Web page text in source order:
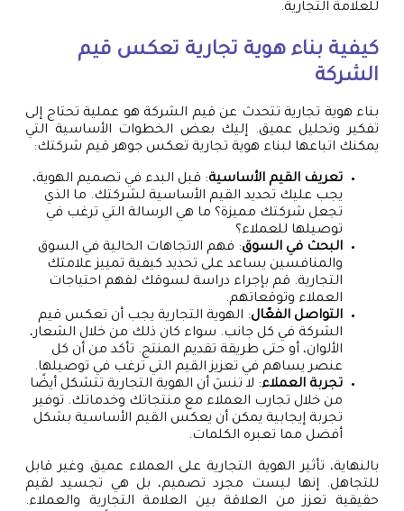
للعلامة التجارية.
كيفية بناء هوية تجارية تعكس قيم
الشركة
بناء هوية تجارية تتحدث عن قيم الشركة هو عملية تحتاج إلى
تفكير وتحليل عميق. إليك بعض الخطوات الأساسية التي
يمكنك اتباعها لبناء هوية تجارية تعكس جوهر قيم شركتك:
تعريف القيم الأساسية: قبل البدء في تصميم الهوية،
يجب عليك تحديد القيم الأساسية لشركتك. ما الذي
تجعل شركتك مميزة؟ ما هي الرسالة التي ترغب في
توصيلها للعملاء؟
البحث في السوق: فهم الاتجاهات الحالية في السوق
والمنافسين يساعد على تحديد كيفية تمييز علامتك
التجارية. قم بإجراء دراسة لسوقك لفهم احتياجات
العملاء وتوقعاتهم.
التواصل الفعّال: الهوية التجارية يجب أن تعكس قيم
الشركة في كل جانب. سواء كان ذلك من خلال الشعار،
الألوان، أو حتى طريقة تقديم المنتج. تأكد من أن كل
عنصر يساهم في تعزيز القيم التي ترغب في توصيلها.
تجربة العملاء: لا تنسَ أن الهوية التجارية تتشكل أيضًا
من خلال تجارب العملاء مع منتجاتك وخدماتك. توفير
تجربة إيجابية يمكن أن يعكس القيم الأساسية بشكل
أفضل مما تعبره الكلمات.
بالنهاية، تأثير الهوية التجارية على العملاء عميق وغير قابل
للتجاهل. إنها ليست مجرد تصميم، بل هي تجسيد لقيم
حقيقية تعزز من العلاقة بين العلامة التجارية والعملاء.